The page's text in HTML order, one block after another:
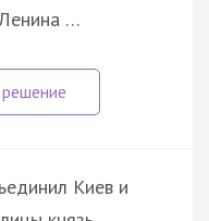
…
Киев и